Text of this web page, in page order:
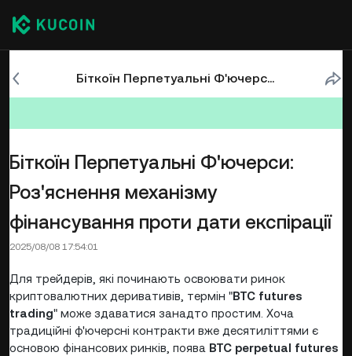
Біткоїн Перпетуальні Ф'ючерси: Роз'яснення механізму фінансування проти дати експірації
Біткоїн Перпетуальні Ф'ючерси:
Роз'яснення механізму
фінансування проти дати експірації
2025/08/08 17:54:01
Для трейдерів, які починають освоювати ринок
криптовалютних деривативів, термін "BTC futures
trading" може здаватися занадто простим. Хоча
традиційні ф'ючерсні контракти вже десятиліттями є
основою фінансових ринків, поява BTC perpetual futures